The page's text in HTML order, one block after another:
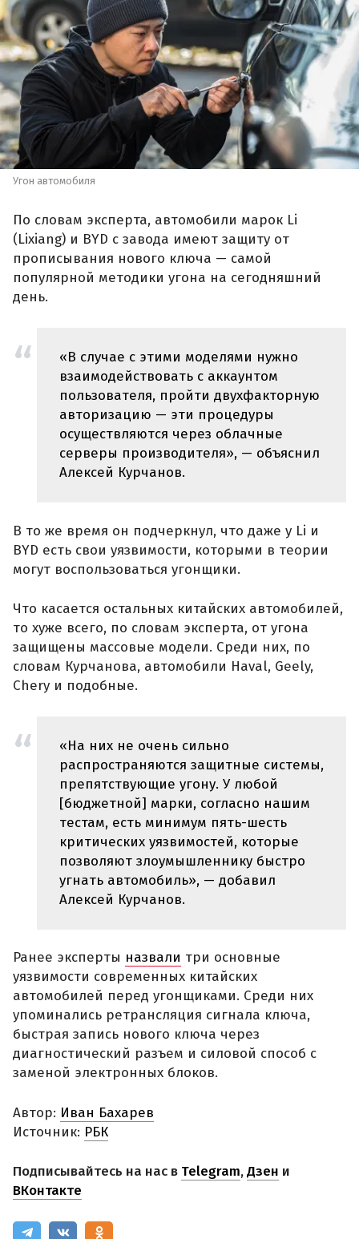
Угон автомобиля
По словам эксперта, автомобили марок Li
(Lixiang) и BYD с завода имеют защиту от
прописывания нового ключа — самой
популярной методики угона на сегодняшний
день.
«В случае с этими моделями нужно
взаимодействовать с аккаунтом
пользователя, пройти двухфакторную
авторизацию — эти процедуры
осуществляются через облачные
серверы производителя», — объяснил
Алексей Курчанов.
В то же время он подчеркнул, что даже у Li и
BYD есть свои уязвимости, которыми в теории
могут воспользоваться угонщики.
Что касается остальных китайских автомобилей,
то хуже всего, по словам эксперта, от угона
защищены массовые модели. Среди них, по
словам Курчанова, автомобили Haval, Geely,
Chery и подобные.
«На них не очень сильно
распространяются защитные системы,
препятствующие угону. У любой
[бюджетной] марки, согласно нашим
тестам, есть минимум пять-шесть
критических уязвимостей, которые
позволяют злоумышленнику быстро
угнать автомобиль», — добавил
Алексей Курчанов.
Ранее эксперты назвали три основные
уязвимости современных китайских
автомобилей перед угонщиками. Среди них
упоминались ретрансляция сигнала ключа,
быстрая запись нового ключа через
диагностический разъем и силовой способ с
заменой электронных блоков.
Автор: Иван Бахарев
Источник: РБК
Подписывайтесь на нас в Telegram,Дзен и
ВКонтакте